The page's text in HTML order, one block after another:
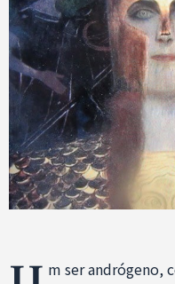
m ser andrógeno,